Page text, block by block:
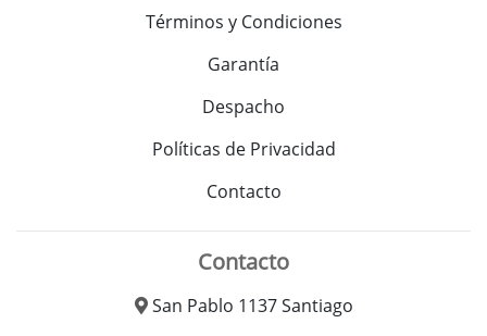
Términos y Condiciones
Garantía
Despacho
Políticas de Privacidad
Contacto
Contacto
San Pablo 1137 Santiago